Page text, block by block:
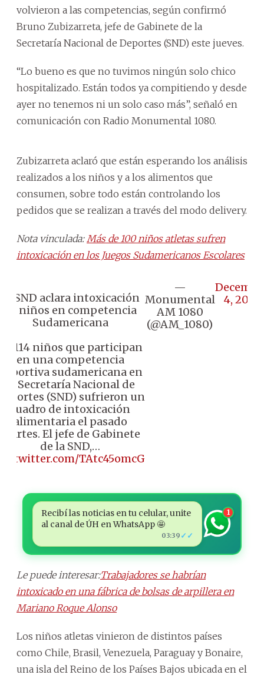
volvieron a las competencias, según confirmó
Bruno Zubizarreta, jefe de Gabinete de la
Secretaría Nacional de Deportes (SND) este jueves.
“Lo bueno es que no tuvimos ningún solo chico
hospitalizado. Están todos ya compitiendo y desde
ayer no tenemos ni un solo caso más”, señaló en
comunicación con Radio Monumental 1080.
Zubizarreta aclaró que están esperando los análisis
realizados a los niños y a los alimentos que
consumen, sobre todo están controlando los
pedidos que se realizan a través del modo delivery.
Nota vinculada: Más de 100 niños atletas sufren
intoxicación en los Juegos Sudamericanos Escolares
🔴 SND aclara intoxicación
de niños en competencia
Sudamericana
114 niños que participan
en una competencia
sudamericana en
la Secretaría Nacional de
(SND) sufrieron un
cuadro de intoxicación
alimentaria el pasado
martes. El jefe de Gabinete
de la SND,…
TAtc45omcG
—
Monumental
AM 1080
(@AM_1080)
4, 2025
Recibí las noticias en tu celular, unite
al canal de ÚH en WhatsApp 🤩
03:39 ✓✓
1
Le puede interesar:Trabajadores se habrían
intoxicado en una fábrica de bolsas de arpillera en
Mariano Roque Alonso
Los niños atletas vinieron de distintos países
como Chile, Brasil, Venezuela, Paraguay y Bonaire,
una isla del Reino de los Países Bajos ubicada en el